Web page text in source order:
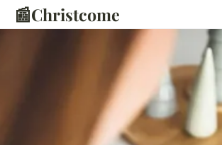
📰Christcome